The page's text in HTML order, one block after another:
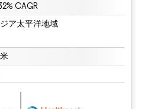
CAGR
ア太平洋地域
BY 4.0の表示が必要です。